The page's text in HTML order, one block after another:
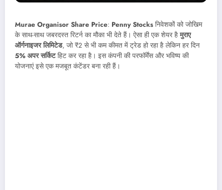
Murae Organisor Share Price: Penny Stocks निवेशकों को जोखिम
के साथ-साथ जबरदस्त रिटर्न का मौका भी देते हैं। ऐसा ही एक शेयर हैमुराए
ऑर्गनाइजर लिमिटेड, जो ₹2 से भी कम कीमत में ट्रेड हो रहा है लेकिन हर दिन
5% अपर सर्किटहिट कर रहा है। इस कंपनी की परफॉर्मेंस और भविष्य की
योजनाएं इसे एक मजबूत कंटेंडर बना रही हैं।